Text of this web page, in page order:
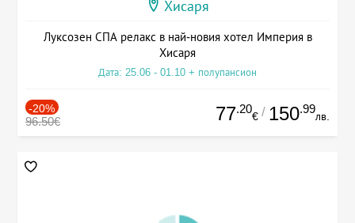
Хисаря
Луксозен СПА релакс в най-новия хотел Империя в
Хисаря
Дата: 25.06 - 01.10 + полупансион
-20%
96.50€ 77.20
€ / 150.99
лв.